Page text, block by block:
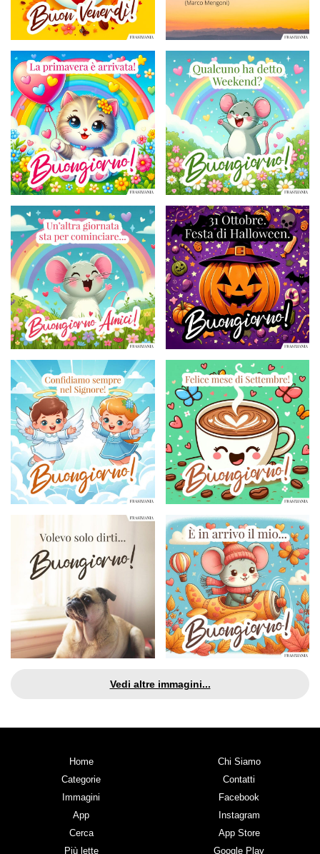
Vedi altre immagini...
Home
Categorie
Immagini
App
Cerca
Più lette
Chi Siamo
Contatti
Facebook
Instagram
App Store
Google Play